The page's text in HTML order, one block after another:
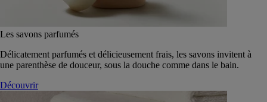
Les savons parfumés
Délicatement parfumés et délicieusement frais, les savons invitent à
une parenthèse de douceur, sous la douche comme dans le bain.
Découvrir